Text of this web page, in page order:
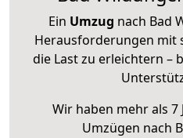
Ein Umzug nach Bad
Herausforderungen mit
die Last zu erleichtern –
Wir haben mehr als
Umzügen nach